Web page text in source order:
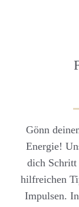
Gönn
Energie!
dich
hilfreichen
Impulsen.